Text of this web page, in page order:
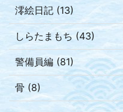
澪絵日記 (13)
しらたまもち (43)
警備員編 (81)
骨 (8)